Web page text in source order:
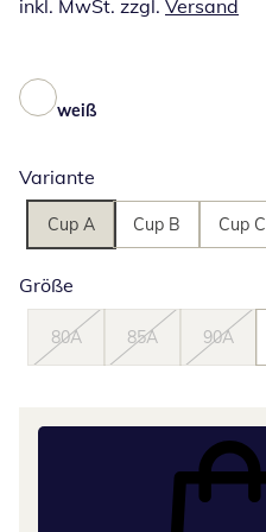
inkl. MwSt. zzgl. Versand
weiß
Variante
Cup A Cup B Cup C
Größe
80A 85A 90A